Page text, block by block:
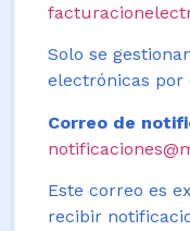
Solo se
electrónicas por
Correo de
Este correo es
recibir